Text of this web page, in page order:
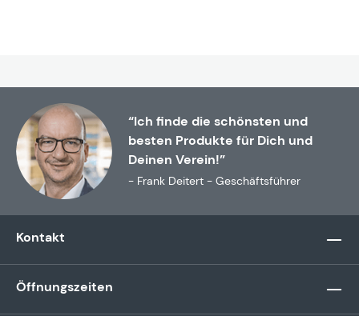
“Ich finde die schönsten und
besten Produkte für Dich und
Deinen Verein!”
- Frank Deitert - Geschäftsführer
Kontakt
Öffnungszeiten